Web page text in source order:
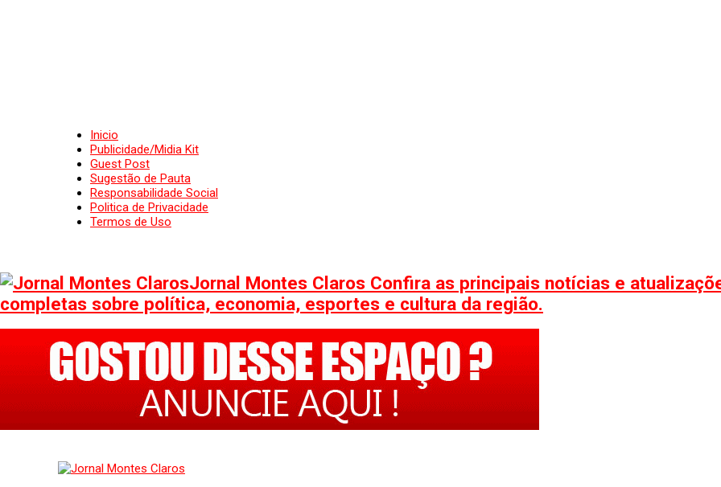
Inicio
Publicidade/Midia Kit
Guest Post
Sugestão de Pauta
Responsabilidade Social
Politica de Privacidade
Termos de Uso
Jornal Montes Claros Confira as principais notícias e
completas sobre política, economia, esportes e cultura da região.